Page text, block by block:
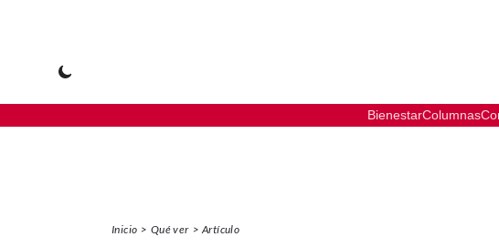
BienestarColumnas
Inicio Qué ver Artículo